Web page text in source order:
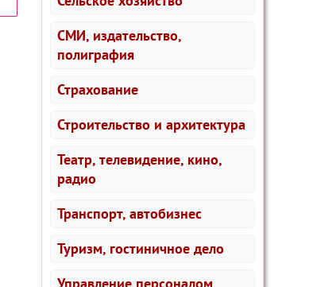
СМИ, издательство,
полиграфия
Страхование
Строительство и архитектура
Театр, телевидение, кино,
радио
Транспорт, автобизнес
Туризм, гостиничное дело